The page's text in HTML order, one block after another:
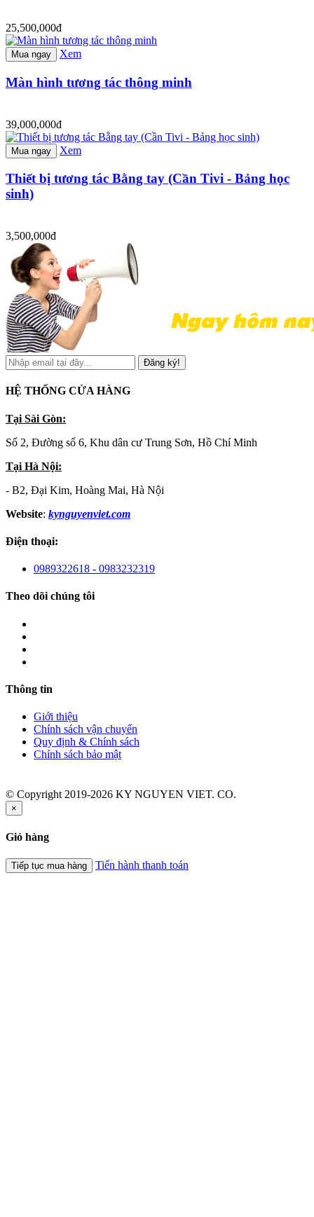
25,500,000đ
Mua ngay Xem
Màn hình tương tác thông minh
39,000,000đ
Mua ngay Xem
Thiết bị tương tác Bằng tay (Cần Tivi - Bảng học
sinh)
3,500,000đ
Đăng ký!
HỆ THỐNG CỬA HÀNG
Tại Sài Gòn:
Số 2, Đường số 6, Khu dân cư Trung Sơn, Hồ Chí Minh
Tại Hà Nội:
- B2, Đại Kim, Hoàng Mai, Hà Nội
Website: kynguyenviet.com
Điện thoại:
0989322618 - 0983232319
Theo dõi chúng tôi
Thông tin
Giới thiệu
Chính sách vận chuyển
Quy định & Chính sách
Chính sách bảo mật
© Copyright 2019-2026 KY NGUYEN VIET. CO.
×
Giỏ hàng
Tiếp tục mua hàng Tiến hành thanh toán